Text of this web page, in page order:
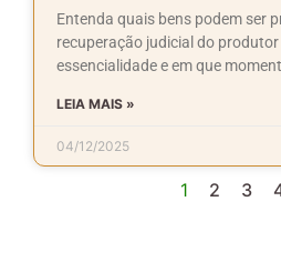
Entenda quais bens podem ser
recuperação judicial do
essencialidade e em que
LEIA MAIS »
04/12/2025
1 2 3